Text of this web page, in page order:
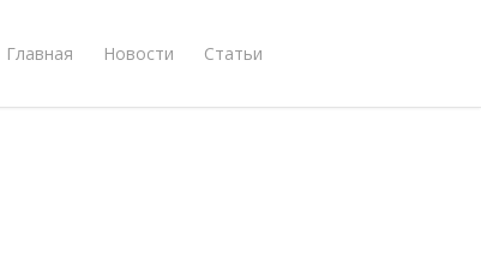
Главная Новости Статьи